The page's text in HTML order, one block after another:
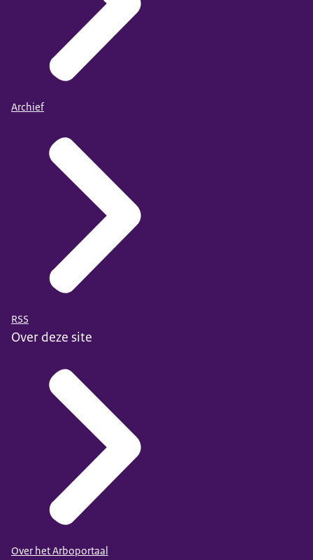
Archief
RSS
Over deze site
Over het Arboportaal